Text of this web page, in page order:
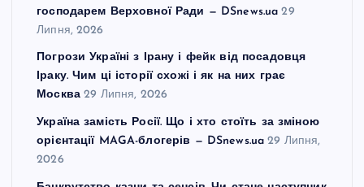
господарем Верховної Ради — DSnews.ua 29
Липня, 2026
Погрози Україні з Ірану і фейк від посадовця
Іраку. Чим ці історії схожі і як на них грає
Москва 29 Липня, 2026
Україна замість Росії. Що і хто стоїть за зміною
орієнтації MAGA-блогерів — DSnews.ua 29 Липня,
2026